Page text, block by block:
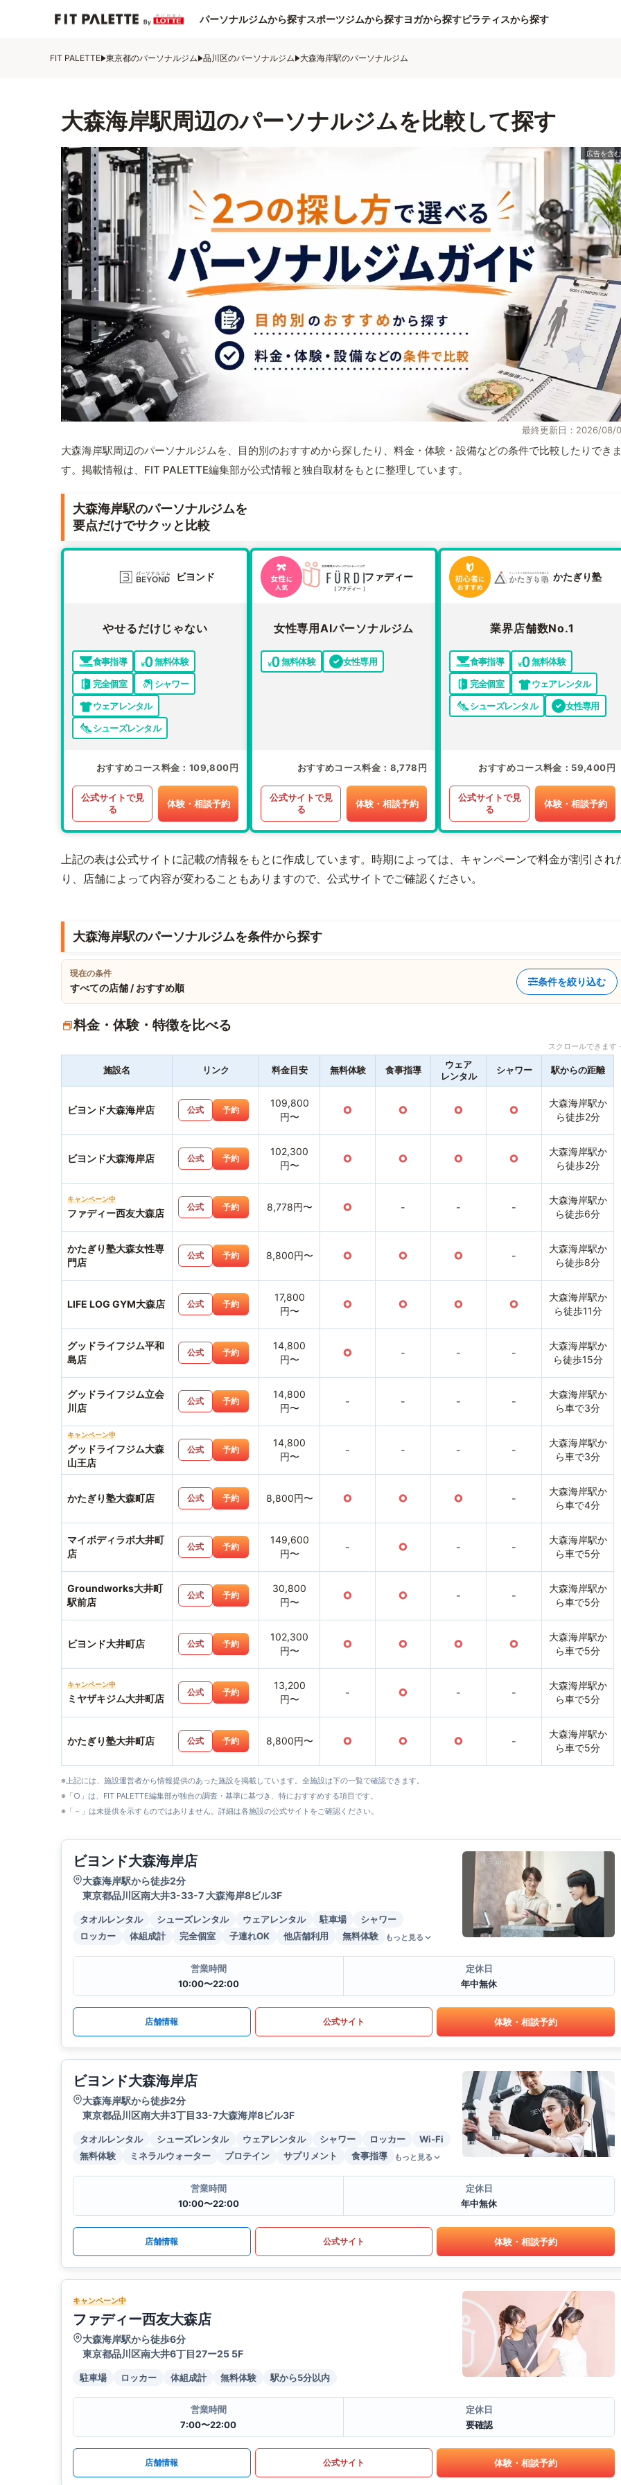
パーソナルジムから探すスポーツジムから探すヨガから探すピラティスから探す
FIT PALETTE 東京都のパーソナルジム 品川区のパーソナルジム 大森海岸駅のパーソナルジム
大森海岸駅周辺のパーソナルジムを比較して探す
最終更新日：2026/08/
大森海岸駅周辺のパーソナルジムを、目的別のおすすめから探したり、料金・体験・設備などの条件で比較したりでき
す。掲載情報は、FIT PALETTE編集部が公式情報と独自取材をもとに整理しています。
大森海岸駅のパーソナルジムを
要点だけでサクッと比較
ビヨンド
やせるだけじゃない
食事指導
無料体験
完全個室
シャワー
ウェアレンタル
シューズレンタル
おすすめコース料金 109,800円
公式サイトで見
る
体験・相談予約
ファディー
女性専用AIパーソナルジム
無料体験 女性専用
おすすめコース料金 8,778円
公式サイトで見
る
体験・相談予約
かたぎり塾
業界店舗数No.1
食事指導
無料体験
完全個室
ウェアレンタル
シューズレンタル
女性専用
おすすめコース料金 59,400円
公式サイトで見
る
体験・相談予約
上記の表は公式サイトに記載の情報をもとに作成しています。時期によっては、キャンペーンで料金が割引され
り、店舗によって内容が変わることもありますので、公式サイトでご確認ください。
大森海岸駅のパーソナルジムを条件から探す
現在の条件
すべての店舗 / おすすめ順
条件を絞り込む
料金・体験・特徴を比べる
スクロールできま
施設名 リンク 料金目安 無料体験 食事指導
ウェア
レンタル
シャワー 駅からの距離
ビヨンド大森海岸店 公式 予約
109,800
円〜
○ ○ ○ ○
大森海岸駅か
ら徒歩2分
ビヨンド大森海岸店 公式 予約
102,300
円〜
○ ○ ○ ○
大森海岸駅か
ら徒歩2分
キャンペーン中
ファディー西友大森店
公式 予約 8,778円〜 ○ - - -
大森海岸駅か
ら徒歩6分
かたぎり塾大森女性専
門店
公式 予約 8,800円〜 ○ ○ ○ -
大森海岸駅か
ら徒歩8分
LIFE LOG GYM大森店 公式 予約
17,800
円〜
○ ○ ○ ○
大森海岸駅か
ら徒歩11分
グッドライフジム平和
島店
公式 予約
14,800
円〜
○ - - -
大森海岸駅か
ら徒歩15分
グッドライフジム立会
川店
公式 予約
14,800
円〜
- - - -
大森海岸駅か
ら車で3分
キャンペーン中
グッドライフジム大森
山王店
公式 予約
14,800
円〜
- - - -
大森海岸駅か
ら車で3分
かたぎり塾大森町店 公式 予約 8,800円〜 ○ ○ ○ -
大森海岸駅か
ら車で4分
マイボディラボ大井町
店
公式 予約
149,600
円〜
- ○ - -
大森海岸駅か
ら車で5分
Groundworks大井町
駅前店
公式 予約
30,800
円〜
○ ○ - -
大森海岸駅か
ら車で5分
ビヨンド大井町店 公式 予約
102,300
円〜
○ ○ ○ ○
大森海岸駅か
ら車で5分
キャンペーン中
ミヤザキジム大井町店
公式 予約
13,200
円〜
- ○ - -
大森海岸駅か
ら車で5分
かたぎり塾大井町店 公式 予約 8,800円〜 ○ ○ ○ -
大森海岸駅か
ら車で5分
※上記には、施設運営者から情報提供のあった施設を掲載しています。全施設は下の一覧で確認できます。
※「○」は、FIT PALETTE編集部が独自の調査・基準に基づき、特におすすめする項目です。
※「－」は未提供を示すものではありません。詳細は各施設の公式サイトをご確認ください。
ビヨンド大森海岸店
大森海岸駅から徒歩2分
東京都品川区南大井3-33-7 大森海岸8ビル3F
タオルレンタル シューズレンタル ウェアレンタル 駐車場
シャワー
ロッカー
体組成計 完全個室 子連れOK 他店舗利用 無料体験 もっと見る
営業時間
10:00〜22:00
定休日
年中無休
店舗情報 公式サイト 体験・相談予約
ビヨンド大森海岸店
大森海岸駅から徒歩2分
東京都品川区南大井3丁目33-7大森海岸8ビル3F
タオルレンタル シューズレンタル ウェアレンタル シャワー ロッカー
Wi-Fi
無料体験
ミネラルウォーター プロテイン サプリメント 食事指導 もっと見る
営業時間
10:00〜22:00
定休日
年中無休
店舗情報 公式サイト 体験・相談予約
キャンペーン中
ファディー西友大森店
大森海岸駅から徒歩6分
東京都品川区南大井6丁目27ー25 5F
駐車場 ロッカー 体組成計 無料体験 駅から5分以内
営業時間
7:00〜22:00
定休日
要確認
店舗情報 公式サイト 体験・相談予約